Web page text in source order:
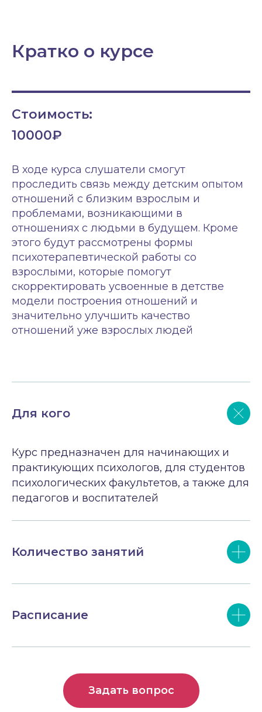
Кратко о курсе
Стоимость:
10000₽
В ходе курса слушатели смогут
проследить связь между детским опытом
отношений с близким взрослым и
проблемами, возникающими в
отношениях с людьми в будущем. Кроме
этого будут рассмотрены формы
психотерапевтической работы со
взрослыми, которые помогут
скорректировать усвоенные в детстве
модели построения отношений и
значительно улучшить качество
отношений уже взрослых людей
Для кого
Курс предназначен для начинающих и
практикующих психологов, для студентов
психологических факультетов, а также для
педагогов и воспитателей
Количество занятий
Расписание
Задать вопрос